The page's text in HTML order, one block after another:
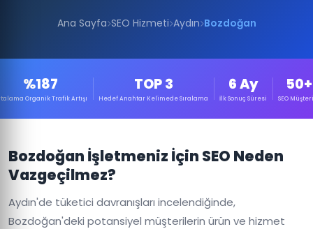
Ana Sayfa SEO Hizmeti Aydın Bozdoğan
%187
Organik Trafik Artışı
TOP 3
Hedef Anahtar Kelimede Sıralama
6 Ay
İlk Sonuç Süresi
50+
SEO
Bozdoğan İşletmeniz İçin SEO Neden
Vazgeçilmez?
Aydın'de tüketici davranışları incelendiğinde,
Bozdoğan'deki potansiyel müşterilerin ürün ve hizmet